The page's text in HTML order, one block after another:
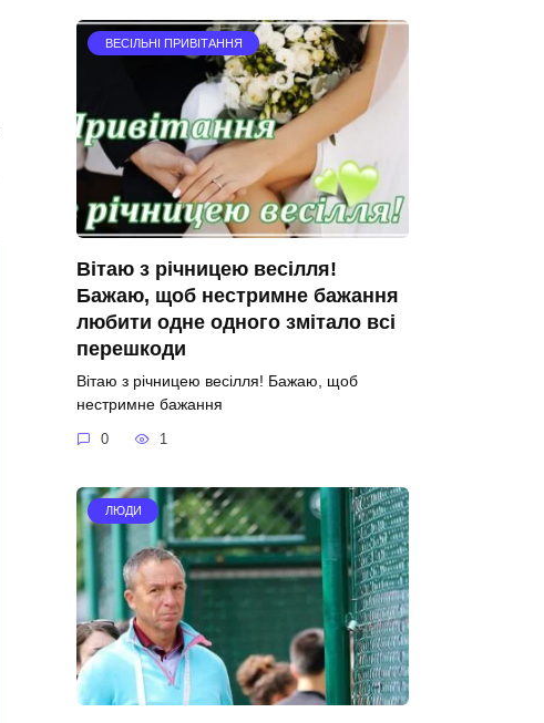
ВЕСІЛЬНІ ПРИВІТАННЯ
Вітаю з річницею весілля!
Бажаю, щоб нестримне бажання
любити одне одного змітало всі
перешкоди
Вітаю з річницею весілля! Бажаю, щоб
нестримне бажання
0 1
ЛЮДИ